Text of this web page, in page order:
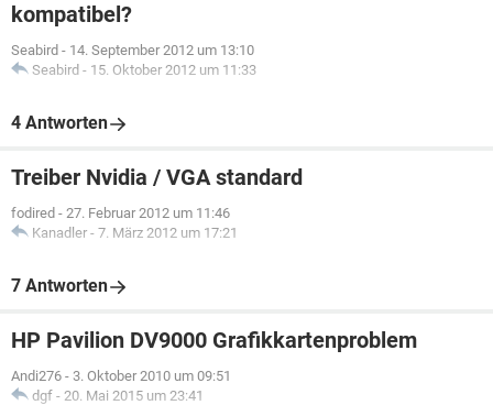
kompatibel?
Seabird - 14. September 2012 um 13:10
Seabird - 15. Oktober 2012 um 11:33
4 Antworten
Treiber Nvidia / VGA standard
fodired - 27. Februar 2012 um 11:46
Kanadler - 7. März 2012 um 17:21
7 Antworten
HP Pavilion DV9000 Grafikkartenproblem
Andi276 - 3. Oktober 2010 um 09:51
dgf - 20. Mai 2015 um 23:41